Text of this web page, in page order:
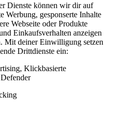
Dienste können wir dir auf
Werbung, gesponserte Inhalte
Webseite oder Produkte
Einkaufsverhalten anzeigen
Mit deiner Einwilligung setzen
Drittdienste ein:
Klickbasierte